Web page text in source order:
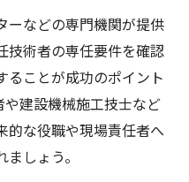
ーなどの専門機関が提供
技術者の専任要件を確認
ることが成功のポイント
や建設機械施工技士など
的な役職や現場責任者へ
しょう。